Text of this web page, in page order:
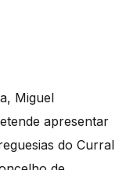
Miguel
apresentar
do Curral